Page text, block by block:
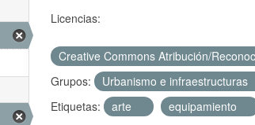
Licencias:
Creative Commons Atribución/
Grupos:
Urbanismo e infraestructuras
Etiquetas:
arte equipamiento